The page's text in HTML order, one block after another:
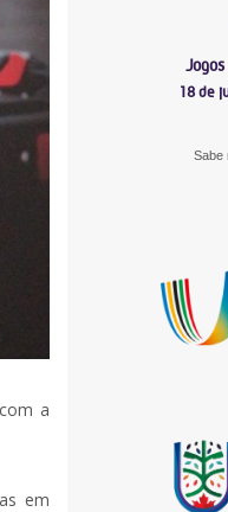
a
em
18 de
Sabe